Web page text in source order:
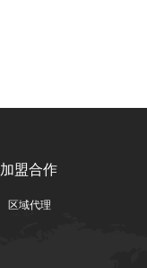
区域代理
加盟合作